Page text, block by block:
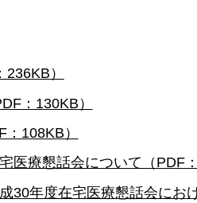
）
：130KB）
108KB）
療懇話会について（PDF：
年度在宅医療懇話会にお